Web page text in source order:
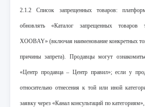
2.1.2 Список запрещенных товаров:
обновлять «Каталог запрещенных товаров
XOOBAY» (включая наименование конкретных
причины запрета). Продавцы могут
«Центр продавца – Центр правил»; если у
относительно отнесения к той или иной
заявку через «Канал консультаций по